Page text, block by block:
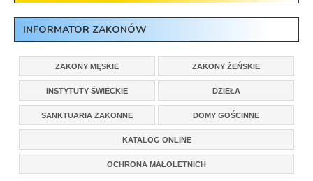
INFORMATOR ZAKONÓW
ZAKONY MĘSKIE ZAKONY ŻEŃSKIE
INSTYTUTY ŚWIECKIE DZIEŁA
SANKTUARIA ZAKONNE DOMY GOŚCINNE
KATALOG ONLINE
OCHRONA MAŁOLETNICH